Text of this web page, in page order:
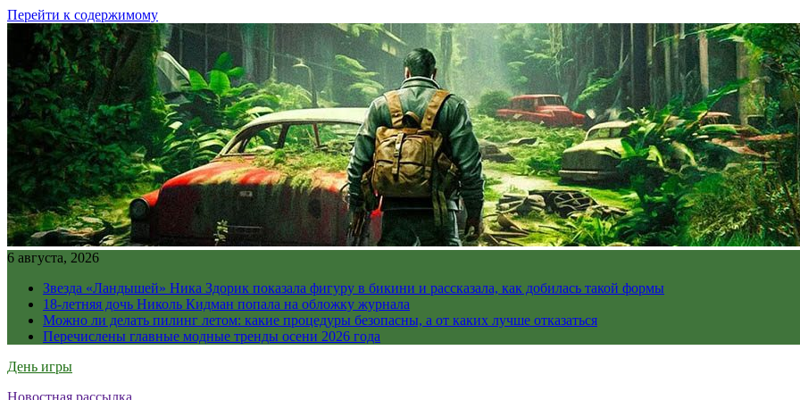
Перейти к содержимому
6 августа, 2026
Звезда «Ландышей» Ника Здорик показала фигуру в бикини и рассказала, как добилась такой формы
18-летняя дочь Николь Кидман попала на обложку журнала
Можно ли делать пилинг летом: какие процедуры безопасны, а от каких лучше отказаться
Перечислены главные модные тренды осени 2026 года
День игры
Новостная рассылка